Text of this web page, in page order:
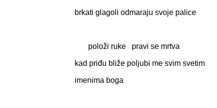
brkati glagoli odmaraju svoje palice
položi ruke pravi se mrtva
kad priđu bliže poljubi me svim svetim
imenima boga